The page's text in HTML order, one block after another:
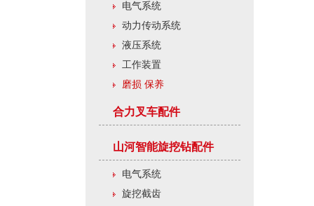
电气系统
动力传动系统
液压系统
工作装置
磨损 保养
合力叉车配件
山河智能旋挖钻配件
电气系统
旋挖截齿